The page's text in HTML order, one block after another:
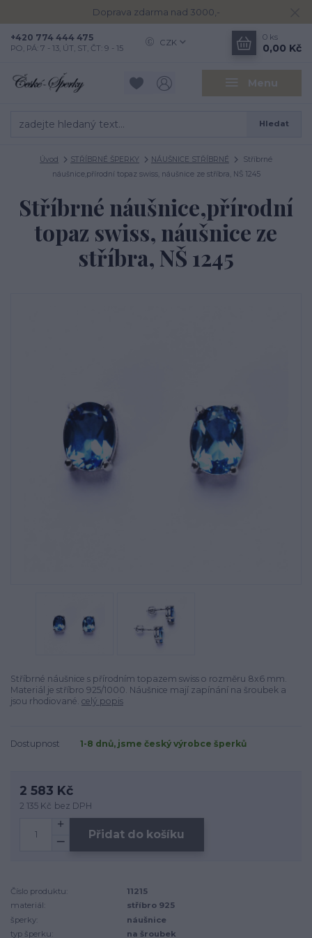
Doprava zdarma nad 3000,-
Menu
CZK
Hledat
+420 774 444 475
PO, PÁ: 7 - 13, ÚT, ST, ČT: 9 - 15
0 ks
0,00 Kč
Úvod STŘÍBRNÉ ŠPERKY NÁUŠNICE STŘÍBRNÉ
Stříbrné
náušnice,přírodní topaz swiss, náušnice ze stříbra, NŠ 1245
Stříbrné náušnice,přírodní
topaz swiss, náušnice ze
stříbra, NŠ 1245
Stříbrné náušnice s přírodním topazem swiss o rozměru 8x6 mm.
Materiál je stříbro 925/1000. Náušnice mají zapínání na šroubek a
jsou rhodiované. celý popis
Dostupnost 1-8 dnů, jsme český výrobce šperků
2 583 Kč
2 135 Kč bez DPH
Přidat do košíku
Číslo produktu:
11215
materiál:
stříbro 925
šperky:
náušnice
typ šperku:
na šroubek